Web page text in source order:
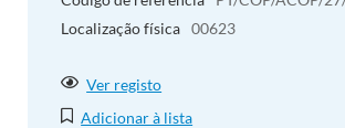
Localização física 00623
Ver registo
Adicionar à lista